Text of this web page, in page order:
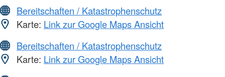
Bereitschaften / Katastrophenschutz
Karte: Link zur Google Maps Ansicht
Bereitschaften / Katastrophenschutz
Karte: Link zur Google Maps Ansicht